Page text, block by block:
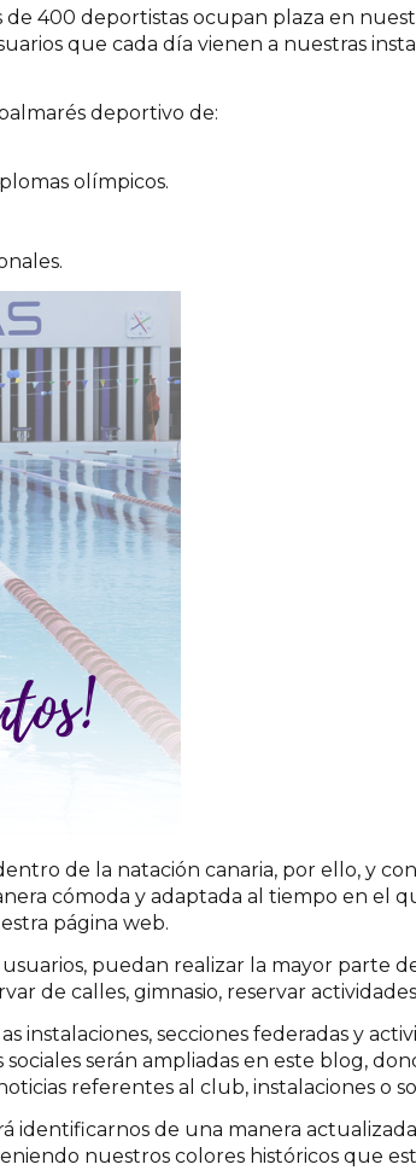
400 deportistas ocupan plaza en
que cada día vienen a nuestras
deportivo de:
olímpicos.
de la natación canaria, por ello, y
cómoda y adaptada al tiempo en el
página web.
puedan realizar la mayor parte
de calles, gimnasio, reservar
instalaciones, secciones federadas y
serán ampliadas en este blog,
referentes al club, instalaciones o
identificarnos de una manera
nuestros colores históricos que